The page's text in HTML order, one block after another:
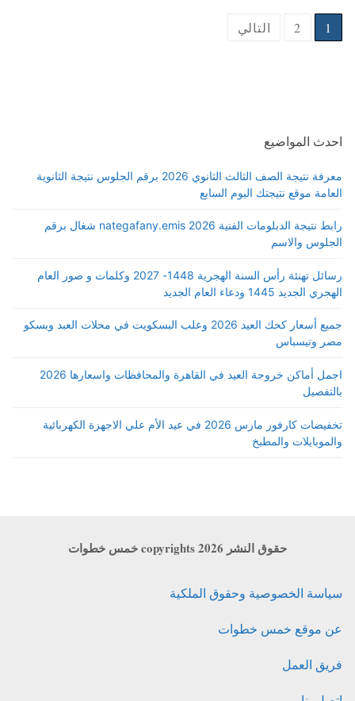
Posts
1
2 التالي
احدث المواضيع
معرفة نتيجة الصف الثالث الثانوي 2026 برقم الجلوس نتيجة الثانوية
العامة موقع نتيجتك اليوم السابع
رابط نتيجة الدبلومات الفنية 2026 nategafany.emis شغال برقم
الجلوس والاسم
رسائل تهنئة رأس السنة الهجرية 1448- 2027 وكلمات و صور العام
الهجري الجديد 1445 ودعاء العام الجديد
جميع أسعار كحك العيد 2026 وعلب البسكويت في محلات العبد وبسكو
مصر وتيسباس
اجمل أماكن خروجة العيد في القاهرة والمحافظات واسعارها 2026
بالتفصيل
تخفيضات كارفور مارس 2026 في عيد الأم علي الاجهزة الكهربائية
والموبايلات والمطبخ
حقوق النشر copyrights 2026 خمس خطوات
سياسة الخصوصية وحقوق الملكية
عن موقع خمس خطوات
فريق العمل